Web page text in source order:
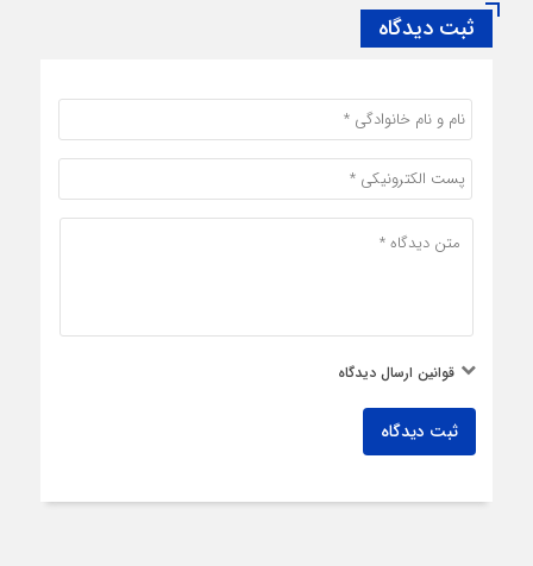
ثبت دیدگاه
قوانین ارسال دیدگاه
ثبت دیدگاه